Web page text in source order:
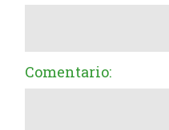
Comentario: